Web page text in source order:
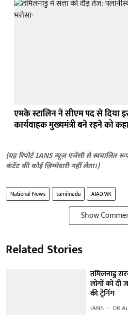
एमके स्टालिन ने सीएम पद से दिया
कार्यवाहक मुख्यमंत्री बने रहने को
(यह रिपोर्ट IANS न्यूज़ एजेंसी से स्वचालित
कंटेंट की कोई ज़िम्मेदारी नहीं लेता।)
National News tamilnadu AIADMK
Show
Related Stories
तमिलनाडु
लोगों को दी
की ट्रेनिंग
IANS 06